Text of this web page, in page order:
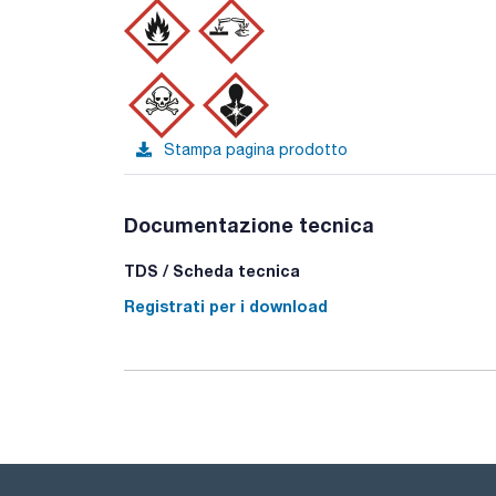
Stampa pagina prodotto
Documentazione tecnica
TDS / Scheda tecnica
Registrati per i download